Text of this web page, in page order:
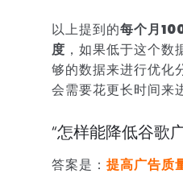
以上提到的每个月
度 ，如果低于这个数
够的数据来进行优化
会需要花更长时间来
“怎样能降低谷歌
答案是： 提高广告质